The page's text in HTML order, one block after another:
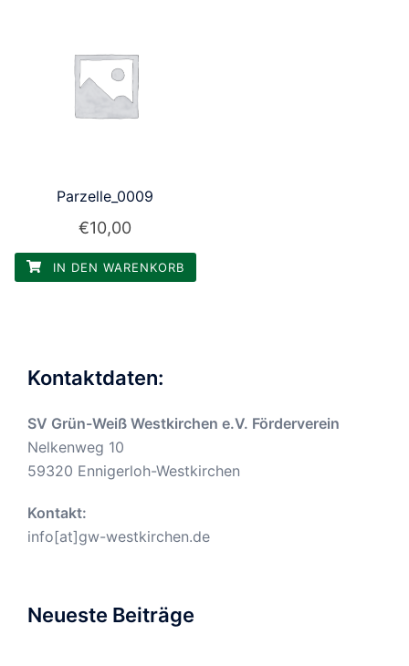
Parzelle_0009
€10,00
IN DEN WARENKORB
Kontaktdaten:
SV Grün-Weiß Westkirchen e.V. Förderverein
Nelkenweg 10
59320 Ennigerloh-Westkirchen
Kontakt:
info[at]gw-westkirchen.de
Neueste Beiträge